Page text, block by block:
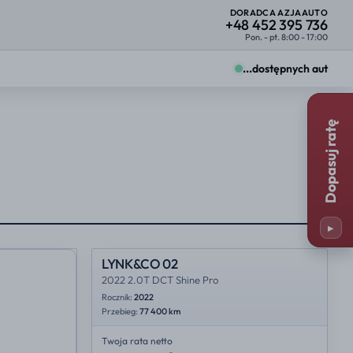
DORADCA AZJAAUTO
+48 452 395 736
Pon. - pt. 8:00 - 17:00
...dostępnych aut
Dopasuj ratę
▸
LYNK&CO 02
2022 2.0T DCT Shine Pro
Rocznik: 2022
Przebieg: 77 400 km
Twoja rata netto